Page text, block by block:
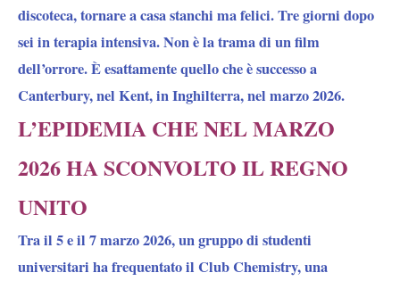
discoteca, tornare a casa stanchi ma felici. Tre giorni dopo
sei in terapia intensiva. Non è la trama di un film
dell’orrore. È esattamente quello che è successo a
Canterbury, nel Kent, in Inghilterra, nel marzo 2026.
L’EPIDEMIA CHE NEL MARZO
2026 HA SCONVOLTO IL REGNO
UNITO
Tra il 5 e il 7 marzo 2026, un gruppo di studenti
universitari ha frequentato il Club Chemistry, una